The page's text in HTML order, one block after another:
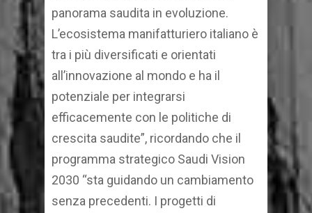
panorama saudita in evoluzione.
L’ecosistema manifatturiero italiano è
tra i più diversificati e orientati
all’innovazione al mondo e ha il
potenziale per integrarsi
efficacemente con le politiche di
crescita saudite”, ricordando che il
programma strategico Saudi Vision
2030 “sta guidando un cambiamento
senza precedenti. I progetti di